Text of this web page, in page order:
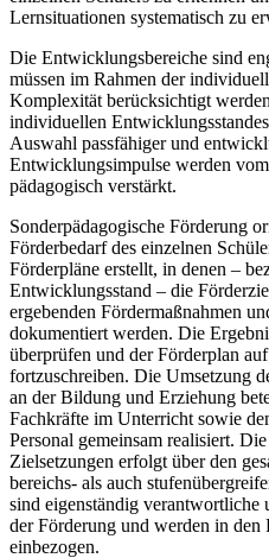
Lernsituationen systematisch zu
Die Entwicklungsbereiche sind
müssen im Rahmen der
Komplexität berücksichtigt
individuellen
Auswahl passfähiger und
Entwicklungsimpulse werden
pädagogisch verstärkt.
Sonderpädagogische Förderung
Förderbedarf des einzelnen
Förderpläne erstellt, in denen –
Entwicklungsstand – die
ergebenden Fördermaßnahmen
dokumentiert werden. Die
überprüfen und der Förderplan
fortzuschreiben. Die Umsetzung
an der Bildung und Erziehung
Fachkräfte im Unterricht sowie
Personal gemeinsam realisiert.
Zielsetzungen erfolgt über den
bereichs- als auch
sind eigenständig verantwortliche
der Förderung und werden in den
einbezogen.